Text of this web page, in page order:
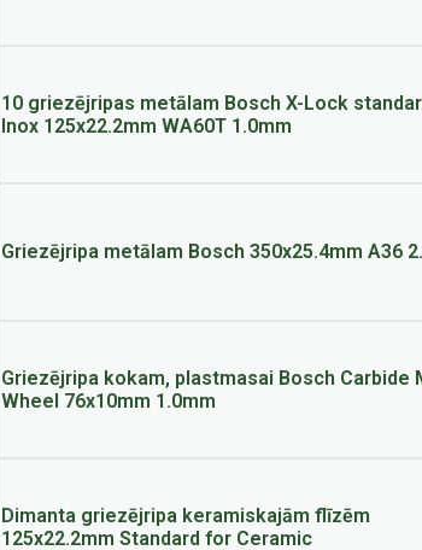
10 griezējripas metālam Bosch X-Lock
Inox 125x22.2mm WA60T 1.0mm
Griezējripa metālam Bosch 350x25.4mm A36
Griezējripa kokam, plastmasai Bosch Carbide
Wheel 76x10mm 1.0mm
Dimanta griezējripa keramiskajām flīzēm
125x22.2mm Standard for Ceramic